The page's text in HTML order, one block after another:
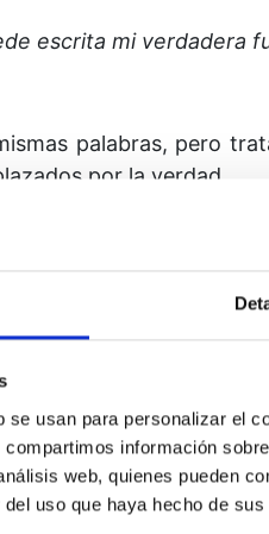
se usan para personalizar el
información
web, quienes pueden
uso que haya hecho de
escrita mi verdadera
palabras, pero
por la verdad.
hoy una vez más y
para ti, el alivio que
que realmente deseas
cortas, que
Dios me dio. No quiero